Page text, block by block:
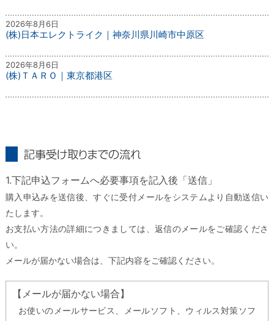
2026年8月6日
(株)日本エレクトライク｜神奈川県川崎市中原区
2026年8月6日
(株)ＴＡＲＯ｜東京都港区
1.下記申込フォームへ必要事項を記入後「送信」
購入申込みを送信後、すぐに受付メールをシステムより自動送信い
たします。
お支払い方法の詳細につきましては、返信のメールをご確認くださ
い。
メールが届かない場合は、下記内容をご確認ください。
【メールが届かない場合】
お使いのメールサービス、メールソフト、ウィルス対策ソフ